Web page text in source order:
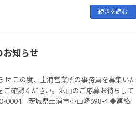
続きを読む
お知らせ
せ この度、土浦営業所の事務員を募集いた
ご確認ください。沢山のご応募お待ちして
0004 茨城県土浦市小山崎698-4 ◆連絡